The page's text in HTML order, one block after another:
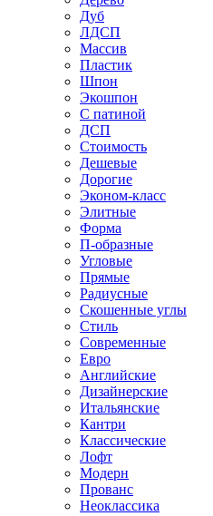
Дуб
ЛДСП
Массив
Пластик
Шпон
Экошпон
С патиной
ДСП
Стоимость
Дешевые
Дорогие
Эконом-класс
Элитные
Форма
П-образные
Угловые
Прямые
Радиусные
Скошенные углы
Стиль
Современные
Евро
Английские
Дизайнерские
Итальянские
Кантри
Классические
Лофт
Модерн
Прованс
Неоклассика